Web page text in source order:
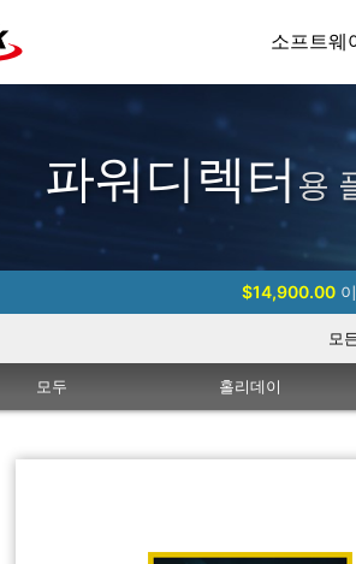
소프트웨
파워디렉터용
$14,900.00
모
모두 홀리데이